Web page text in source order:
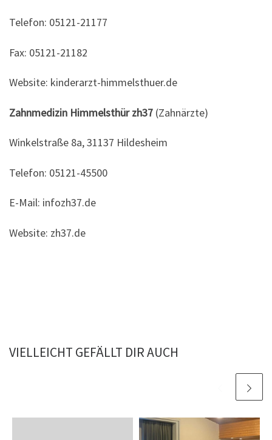
Telefon: 05121-21177
Fax: 05121-21182
Website: kinderarzt-himmelsthuer.de
Zahnmedizin Himmelsthür zh37 (Zahnärzte)
Winkelstraße 8a, 31137 Hildesheim
Telefon: 05121-45500
E-Mail: infozh37.de
Website: zh37.de
VIELLEICHT GEFÄLLT DIR AUCH